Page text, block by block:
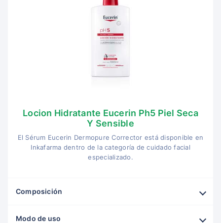
Locion Hidratante Eucerin Ph5 Piel Seca
Y Sensible
El Sérum Eucerin Dermopure Corrector está disponible en
Inkafarma dentro de la categoría de cuidado facial
especializado.
Composición
Modo de uso